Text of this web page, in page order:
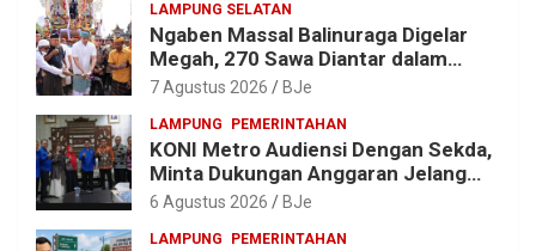
LAMPUNG SELATAN
Ngaben Massal Balinuraga Digelar
Megah, 270 Sawa Diantar dalam
Tradisi Suci yang Gerakkan Ekonomi
7 Agustus 2026 BJe
LAMPUNG PEMERINTAHAN
KONI Metro Audiensi Dengan Sekda,
Minta Dukungan Anggaran Jelang
Porprov X Lampung
6 Agustus 2026 BJe
LAMPUNG PEMERINTAHAN